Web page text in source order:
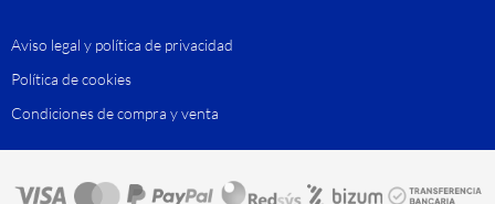
Aviso legal y política de privacidad
Política de cookies
Condiciones de compra y venta